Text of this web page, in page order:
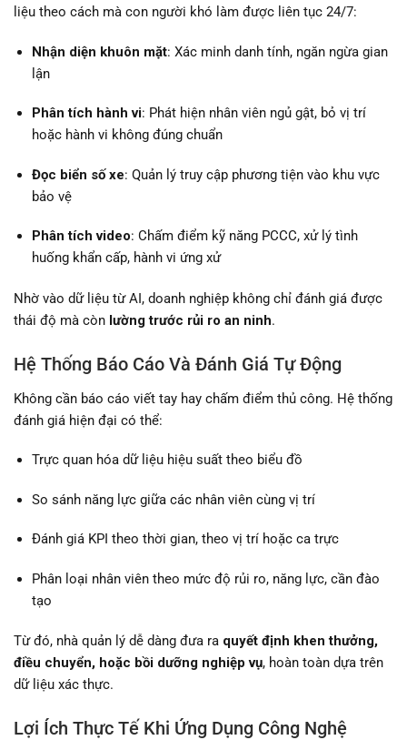
liệu theo cách mà con người khó làm được liên tục 24/7:
Nhận diện khuôn mặt: Xác minh danh tính, ngăn ngừa gian
lận
Phân tích hành vi: Phát hiện nhân viên ngủ gật, bỏ vị trí
hoặc hành vi không đúng chuẩn
Đọc biển số xe: Quản lý truy cập phương tiện vào khu vực
bảo vệ
Phân tích video: Chấm điểm kỹ năng PCCC, xử lý tình
huống khẩn cấp, hành vi ứng xử
Nhờ vào dữ liệu từ AI, doanh nghiệp không chỉ đánh giá được
thái độ mà còn lường trước rủi ro an ninh.
Hệ Thống Báo Cáo Và Đánh Giá Tự Động
Không cần báo cáo viết tay hay chấm điểm thủ công. Hệ thống
đánh giá hiện đại có thể:
Trực quan hóa dữ liệu hiệu suất theo biểu đồ
So sánh năng lực giữa các nhân viên cùng vị trí
Đánh giá KPI theo thời gian, theo vị trí hoặc ca trực
Phân loại nhân viên theo mức độ rủi ro, năng lực, cần đào
tạo
Từ đó, nhà quản lý dễ dàng đưa ra quyết định khen thưởng,
điều chuyển, hoặc bồi dưỡng nghiệp vụ, hoàn toàn dựa trên
dữ liệu xác thực.
Lợi Ích Thực Tế Khi Ứng Dụng Công Nghệ